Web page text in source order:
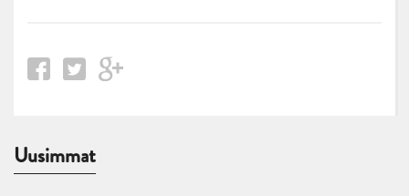
Uusimmat